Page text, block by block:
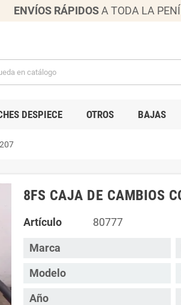
ENVÍOS RÁPIDOS A TODA LA
DESPIECE OTROS BAJAS
8FS CAJA DE CAMBIOS
Artículo 80777
Marca
Modelo
Año